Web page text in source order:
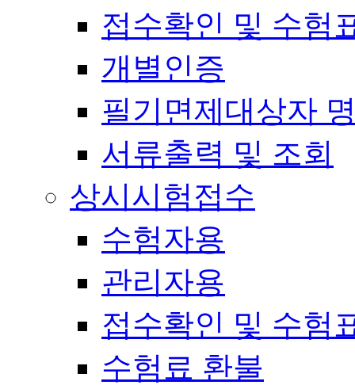
접수확인 및 수험
개별인증
필기면제대상자
서류출력 및 조회
상시시험접수
수험자용
관리자용
접수확인 및 수험
수험료 환불